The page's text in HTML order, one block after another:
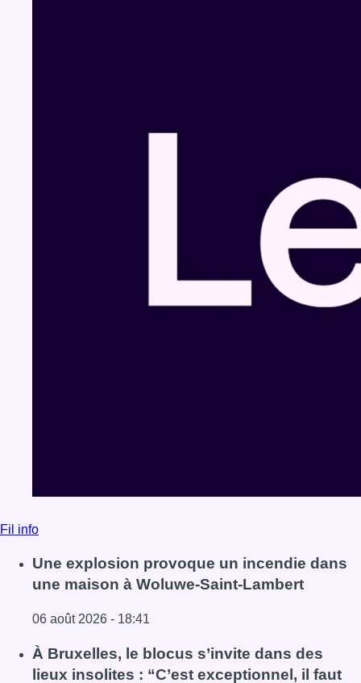
Fil info
Une explosion provoque un incendie dans
une maison à Woluwe-Saint-Lambert
06 août 2026 - 18:41
Lire l'article Une explosion provoque un incendie dans
À Bruxelles, le blocus s’invite dans des
lieux insolites : “C’est exceptionnel, il faut